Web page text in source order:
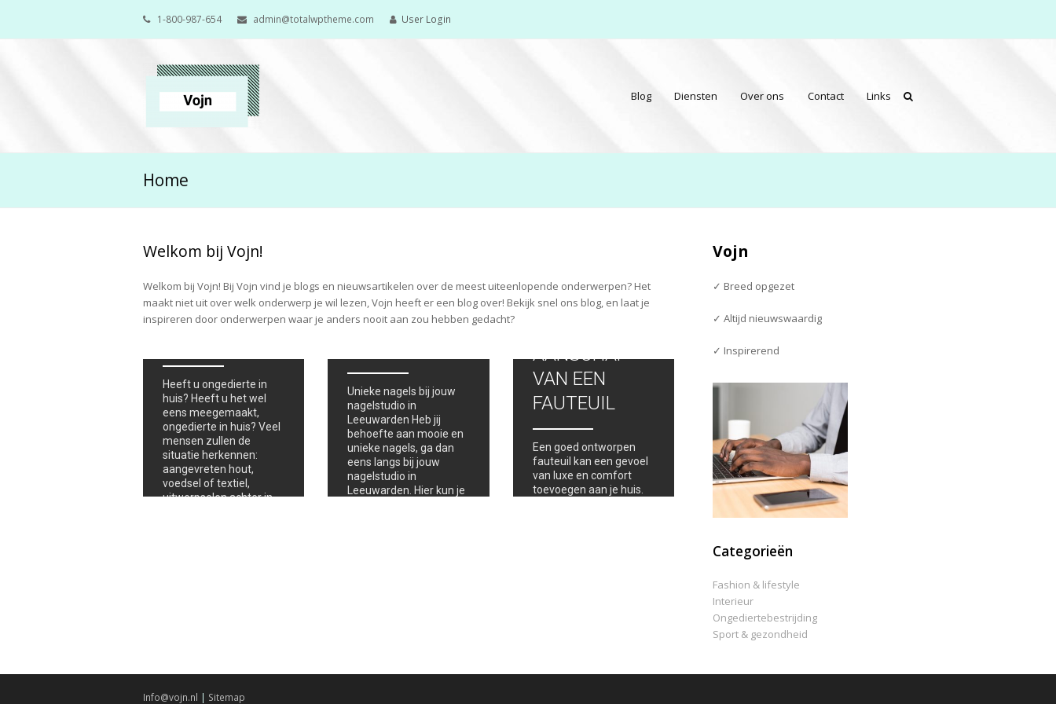
1-800-987-654 admin@totalwptheme.com User Login
Blog Diensten Over ons Contact Links
Home
Welkom bij Vojn!
Welkom bij Vojn! Bij Vojn vind je blogs en nieuwsartikelen over de meest uiteenlopende onderwerpen? Het
maakt niet uit over welk onderwerp je wil lezen, Vojn heeft er een blog over! Bekijk snel ons blog, en laat je
inspireren door onderwerpen waar je anders nooit aan zou hebben gedacht?
Ongedierte in
huis
Heeft u ongedierte in
huis? Heeft u het wel
eens meegemaakt,
ongedierte in huis? Veel
mensen zullen de
situatie herkennen:
aangevreten hout,
voedsel of textiel,
uitwerpselen achter in
Bezoek een
nagelstudio in
Unieke nagels bij jouw
nagelstudio in
Leeuwarden Heb jij
behoefte aan mooie en
unieke nagels, ga dan
eens langs bij jouw
nagelstudio in
Leeuwarden. Hier kun je
BELANGRIJKE
FACTOREN
AANSCHAF
VAN EEN
FAUTEUIL
Een goed ontworpen
fauteuil kan een gevoel
van luxe en comfort
toevoegen aan je huis.
Vojn
✓ Breed opgezet
✓ Altijd nieuwswaardig
✓ Inspirerend
Categorieën
Fashion & lifestyle
Interieur
Ongediertebestrijding
Sport & gezondheid
Info@vojn.nl | Sitemap